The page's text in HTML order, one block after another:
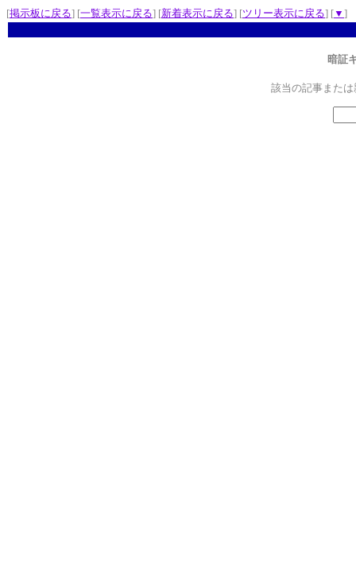
[掲示板に戻る] [一覧表示に戻る] [新着表示に戻る] [ツリー表示に戻る] [▼ ]
暗証
該当の記事また